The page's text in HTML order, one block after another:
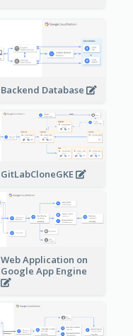
Backend Database
GitLabCloneGKE
Web Application on
Google App Engine